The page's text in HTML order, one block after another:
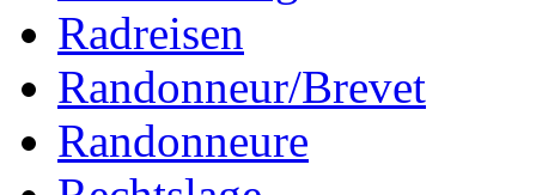
Radreisen
Randonneur/Brevet
Randonneure